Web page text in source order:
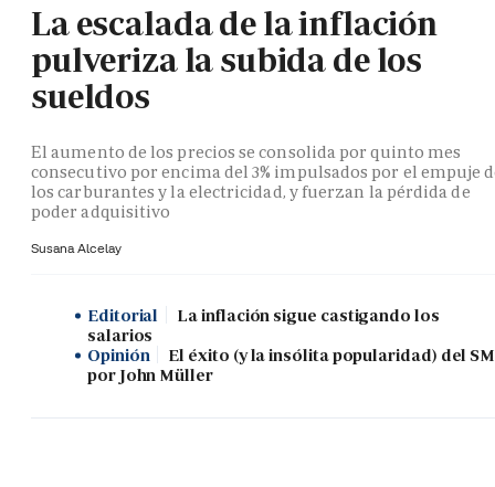
La escalada de la inflación
pulveriza la subida de los
sueldos
El aumento de los precios se consolida por quinto mes
consecutivo por encima del 3% impulsados por el empuje
los carburantes y la electricidad, y fuerzan la pérdida de
poder adquisitivo
Susana Alcelay
Editorial
La inflación sigue castigando los
salarios
Opinión
El éxito (y la insólita popularidad) del
por John Müller